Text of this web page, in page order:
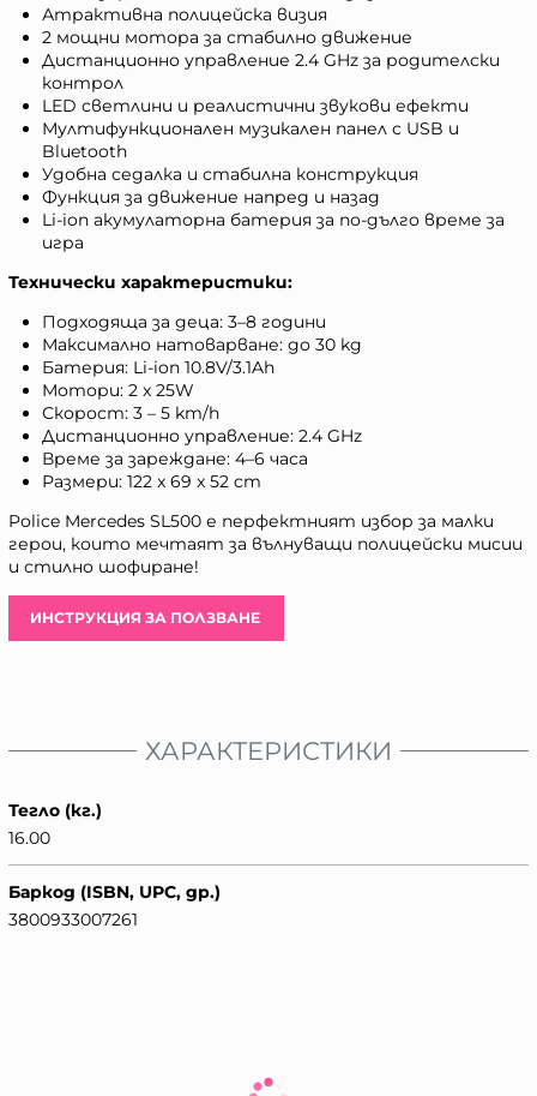
Атрактивна полицейска визия
2 мощни мотора за стабилно движение
Дистанционно управление 2.4 GHz за родителски
контрол
LED светлини и реалистични звукови ефекти
Мултифункционален музикален панел с USB и
Bluetooth
Удобна седалка и стабилна конструкция
Функция за движение напред и назад
Li-ion акумулаторна батерия за по-дълго време за
игра
Технически характеристики:
Подходяща за деца: 3–8 години
Максимално натоварване: до 30 kg
Батерия: Li-ion 10.8V/3.1Ah
Мотори: 2 x 25W
Скорост: 3 – 5 km/h
Дистанционно управление: 2.4 GHz
Време за зареждане: 4–6 часа
Размери: 122 x 69 x 52 cm
Police Mercedes SL500 е перфектният избор за малки
герои, които мечтаят за вълнуващи полицейски мисии
и стилно шофиране!
ИНСТРУКЦИЯ ЗА ПОЛЗВАНЕ
ХАРАКТЕРИСТИКИ
Тегло (кг.)
16.00
Баркод (ISBN, UPC, др.)
3800933007261